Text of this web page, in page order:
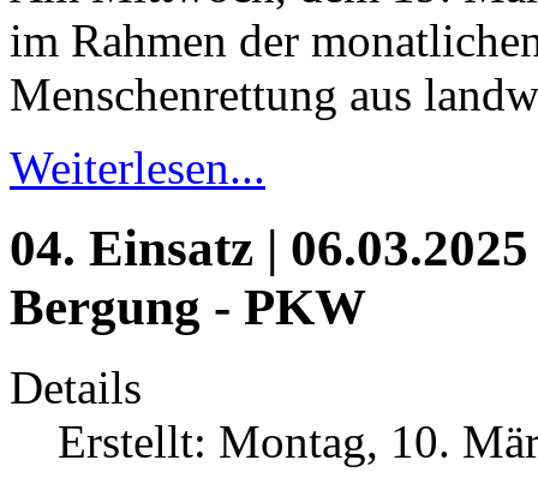
im Rahmen der
Menschenrettung aus
Weiterlesen...
04. Einsatz |
Bergung - PKW
Details
Erstellt: Montag, 10.